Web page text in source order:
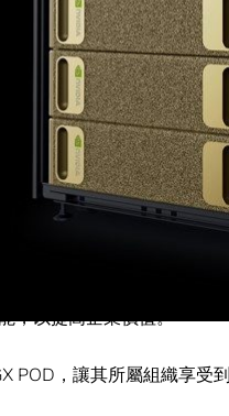
像是雲端運算早期剛開始
企業的 IT 團隊不斷投身於
讓人工智慧像其它對公司
部署人工智慧，資料科學
便能以無與倫比的表現及在
，以提高企業價值。
POD，讓其所屬組織享受